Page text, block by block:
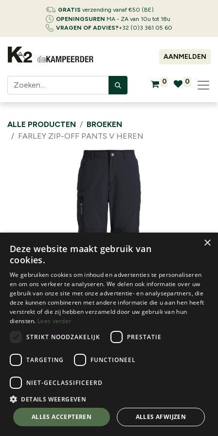
GRATIS verzending vanaf €50 (BE)
OPENINGSUREN MA - ZA van 10u tot 18u
VRAGEN OF ADVIES?+32 (0)3 361 05 60
AANMELDEN
0 0
ALLE PRODUCTEN
BROEKEN
FARLEY ZIP-OFF PANTS V HEREN
Vaude
Farley Zip-Off Pants V Heren
Black
Kies een maat💬 Stel je vraag over dit product via WhatsApp
×
Deze website maakt gebruik van
cookies.
We gebruiken cookies om inhoud en advertenties te personaliseren
en om ons verkeer te analyseren. We delen ook informatie over uw
gebruik van onze site met onze advertentie- en analysepartners, die
deze kunnen combineren met andere informatie die u aan hen heeft
verstrekt of die zij hebben verzameld door uw gebruik van hun
diensten. Lees verder
STRIKT NOODZAKELIJK
PRESTATIE
TARGETING FUNCTIONEEL
NIET-GECLASSIFICEERD
DETAILS WEERGEVEN
ALLES ACCEPTEREN ALLES AFWIJZEN